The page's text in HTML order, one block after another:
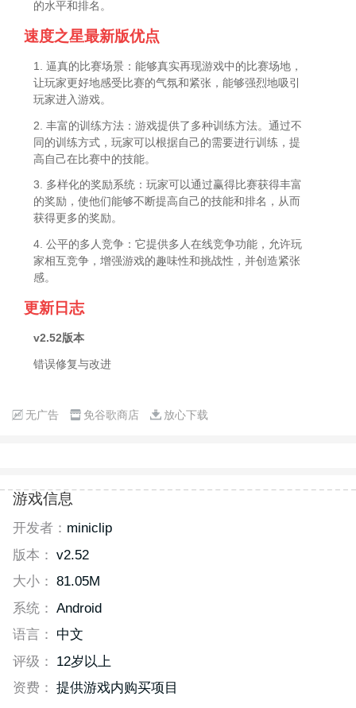
的水平和排名。
速度之星最新版优点
1. 逼真的比赛场景：能够真实再现游戏中的比赛场地，
让玩家更好地感受比赛的气氛和紧张，能够强烈地吸引
玩家进入游戏。
2. 丰富的训练方法：游戏提供了多种训练方法。通过不
同的训练方式，玩家可以根据自己的需要进行训练，提
高自己在比赛中的技能。
3. 多样化的奖励系统：玩家可以通过赢得比赛获得丰富
的奖励，使他们能够不断提高自己的技能和排名，从而
获得更多的奖励。
4. 公平的多人竞争：它提供多人在线竞争功能，允许玩
家相互竞争，增强游戏的趣味性和挑战性，并创造紧张
感。
更新日志
v2.52版本
错误修复与改进
无广告 免谷歌商店 放心下载
游戏信息
开发者： miniclip
版本： v2.52
大小： 81.05M
系统： Android
语言：
中文
评级：
12岁以上
资费： 提供游戏内购买项目